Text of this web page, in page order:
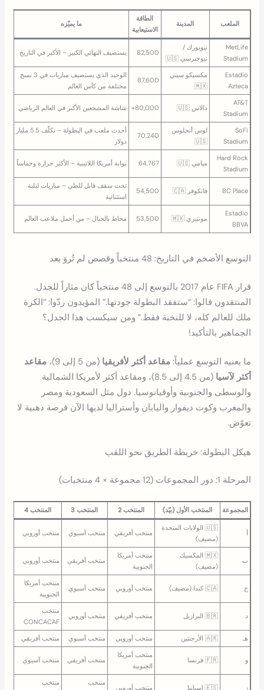
الملعب المدينة
الطاقة
الاستيعابية
ما يميّزه
MetLife
Stadium
نيويورك /
نيوجيرسي 🇺🇸
82,500 يستضيف النهائي الكبير – الأكبر في التاريخ
Estadio
Azteca
مكسيكو سيتي
🇲🇽
87,600
الوحيد الذي يستضيف مباريات في 3 نسخ
مختلفة من كأس العالم
AT&T
Stadium
دالاس 🇺🇸 80,000+ شاشة المشجعين الأكبر في العالم الرياضي
SoFi
Stadium
لوس أنجلوس
🇺🇸
70,240
أحدث ملعب في البطولة – تكلّف 5.5 مليار
دولار
Hard Rock
Stadium
ميامي 🇺🇸 64,767 بوابة أمريكا اللاتينية – الأكثر حرارة وحماساً
BC Place فانكوفر 🇨🇦 54,500
تحت سقف قابل للطي – مباريات ليلية
استثنائية
Estadio
BBVA
مونتيري 🇲🇽 53,500 محاط بالجبال – من أجمل ملاعب العالم
التوسع الأضخم في التاريخ: 48 منتخباً وقصص لم تُروَ بعد
قرار FIFA عام 2017 بالتوسع إلى 48 منتخباً كان مثاراً للجدل.
المنتقدون قالوا: “ستفقد البطولة جودتها.” المؤيدون ردّوا: “الكرة
ملك للعالم كله، لا للنخبة فقط.” ومن سيكسب هذا الجدل؟
الجماهير بالتأكيد!
ما يعنيه التوسع عملياً:مقاعد أكثر لأفريقيا (من 5 إلى 9)،
مقاعد
أكثر لآسيا
(من 4.5 إلى 8.5)، ومقاعد أكثر لأمريكا الشمالية
والوسطى والجنوبية وأوقيانوسيا. دول مثل السعودية ومصر
والمغرب وكوت ديفوار واليابان وأستراليا لديها الآن فرصة ذهبية لا
تعوّض.
هيكل البطولة: خريطة الطريق نحو اللقب
المرحلة 1: دور المجموعات (12 مجموعة × 4 منتخبات)
المجموعة المنتخب الأول (بيّد) المنتخب 2 المنتخب 3 المنتخب 4
أ
🇺🇸 الولايات المتحدة
(مضيف)
منتخب أفريقي منتخب آسيوي منتخب أوروبي
ب
🇲🇽 المكسيك
(مضيف)
منتخب أمريكا
الجنوبية
منتخب أفريقي منتخب أوروبي
ج 🇨🇦 كندا (مضيف) منتخب أوروبي منتخب آسيوي
منتخب أمريكا
الجنوبية
د 🇧🇷 البرازيل منتخب أفريقي منتخب أوروبي
منتخب
CONCACAF
هـ
🇦🇷 الأرجنتين منتخب أوروبي منتخب آسيوي منتخب أفريقي
و 🇫🇷 فرنسا
منتخب أمريكا
الجنوبية
منتخب أفريقي منتخب آسيوي
ز 🇪🇸 إسبانيا منتخب أوروبي
منتخب
منتخب